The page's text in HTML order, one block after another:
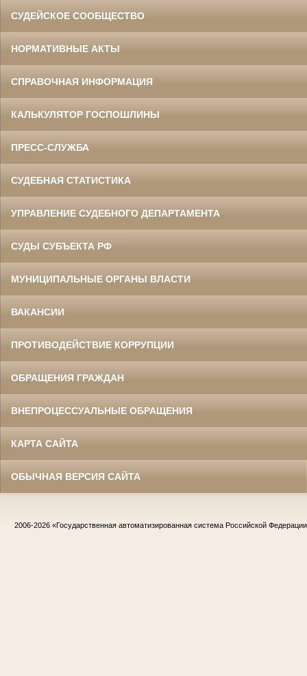
СУДЕЙСКОЕ СООБЩЕСТВО
НОРМАТИВНЫЕ АКТЫ
СПРАВОЧНАЯ ИНФОРМАЦИЯ
КАЛЬКУЛЯТОР ГОСПОШЛИНЫ
ПРЕСС-СЛУЖБА
СУДЕБНАЯ СТАТИСТИКА
УПРАВЛЕНИЕ СУДЕБНОГО ДЕПАРТАМЕНТА
СУДЫ СУБЪЕКТА РФ
МУНИЦИПАЛЬНЫЕ ОРГАНЫ ВЛАСТИ
ВАКАНСИИ
ПРОТИВОДЕЙСТВИЕ КОРРУПЦИИ
ОБРАЩЕНИЯ ГРАЖДАН
ВНЕПРОЦЕССУАЛЬНЫЕ ОБРАЩЕНИЯ
КАРТА САЙТА
ОБЫЧНАЯ ВЕРСИЯ САЙТА
2006-2026 «Государственная автоматизированная система Российской